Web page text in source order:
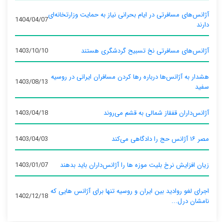
آژانس‌های مسافرتی در ایام بحرانی نیاز به حمایت وزارتخانه‌ای
دارند
1404/04/07
آژانس‌های مسافرتی نخ تسبیح گردشگری هستند 1403/10/10
هشدار به آژانس‌ها درباره رها کردن مسافران ایرانی در روسیه
سفید
1403/08/13
آژانس‌داران قفقاز شمالی به قشم می‌روند 1403/04/18
مصر ۱۶ آژانس حج را دادگاهی می‌کند 1403/04/03
زیان افزایش نرخ بلیت موزه ها را آژانس‌داران باید بدهند 1403/01/07
اجرای لغو روادید بین ایران و روسیه تنها برای آژانس‌ هایی که
نامشان درل...
1402/12/18